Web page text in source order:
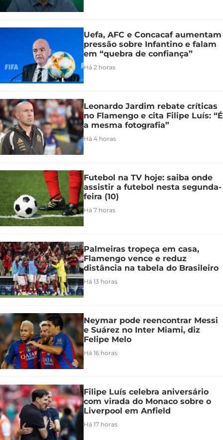
Uefa, AFC e Concacaf aumentam
pressão sobre Infantino e falam
em “quebra de confiança”
Há 2 horas
Leonardo Jardim rebate críticas
no Flamengo e cita Filipe Luís: “É
a mesma fotografia”
Há 4 horas
Futebol na TV hoje: saiba onde
assistir a futebol nesta segunda-
feira (10)
Há 7 horas
Palmeiras tropeça em casa,
Flamengo vence e reduz
distância na tabela do Brasileiro
Há 13 horas
Neymar pode reencontrar Messi
e Suárez no Inter Miami, diz
Felipe Melo
Há 16 horas
Filipe Luís celebra aniversário
com virada do Monaco sobre o
Liverpool em Anfield
Há 17 horas